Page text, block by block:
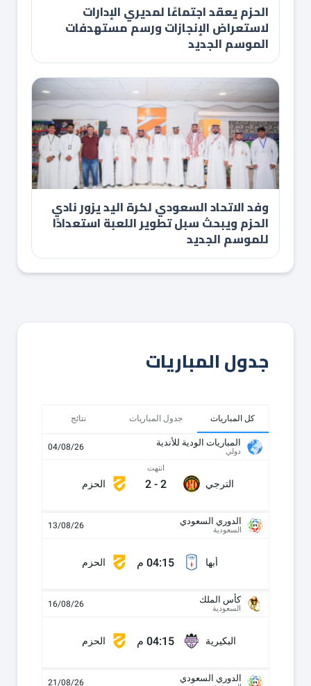
الحزم يعقد اجتماعًا لمديري الإدارات
لاستعراض الإنجازات ورسم مستهدفات
الموسم الجديد
وفد الاتحاد السعودي لكرة اليد يزور نادي
الحزم ويبحث سبل تطوير اللعبة استعدادًا
للموسم الجديد
جدول المباريات
كل المباريات جدول المباريات نتائج
المباريات الودية للأندية
دولي 04/08/26
الترجي
انتهت
2
-
2 الحزم
الدوري السعودي
السعودية 13/08/26
أبها 04:15 م الحزم
كأس الملك
السعودية 16/08/26
البكيرية 04:15 م الحزم
الدوري السعودي 21/08/26